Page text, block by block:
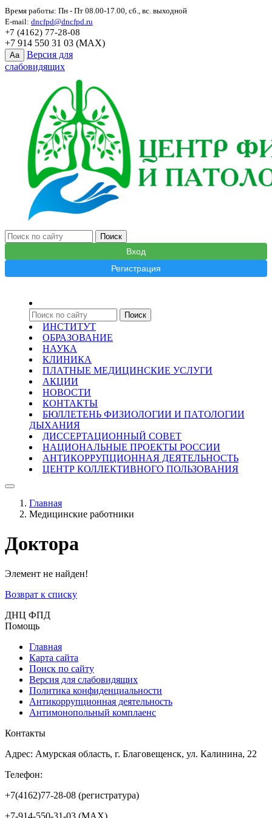
Время работы: Пн - Пт 08.00-17.00, сб., вс. выходной
E-mail: dncfpd@dncfpd.ru
+7 (4162) 77-28-08
+7 914 550 31 03 (MAX)
Aa
Версия для
слабовидящих
Вход
Регистрация
ИНСТИТУТ
ОБРАЗОВАНИЕ
НАУКА
КЛИНИКА
ПЛАТНЫЕ МЕДИЦИНСКИЕ УСЛУГИ
АКЦИИ
НОВОСТИ
КОНТАКТЫ
БЮЛЛЕТЕНЬ ФИЗИОЛОГИИ И ПАТОЛОГИИ
ДЫХАНИЯ
ДИССЕРТАЦИОННЫЙ СОВЕТ
НАЦИОНАЛЬНЫЕ ПРОЕКТЫ РОССИИ
АНТИКОРРУПЦИОННАЯ ДЕЯТЕЛЬНОСТЬ
ЦЕНТР КОЛЛЕКТИВНОГО ПОЛЬЗОВАНИЯ
Главная
Медицинские работники
Доктора
Элемент не найден!
Возврат к списку
ДНЦ ФПД
Помощь
Главная
Карта сайта
Поиск по сайту
Версия для слабовидящих
Политика конфиденциальности
Антикоррупционная деятельность
Антимонопольный комплаенс
Контакты
Адрес: Амурская область, г. Благовещенск, ул. Калинина, 22
Телефон:
+7(4162)77-28-08 (регистратура)
+7-914-550-31-03 (MAX)